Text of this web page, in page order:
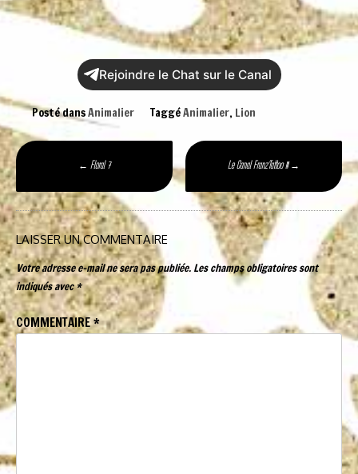
Rejoindre le Chat sur le Canal
Posté dansAnimalier TaggéAnimalier, Lion
Poste
navigation
← Floral 7 Le Canal Franz’Tattoo !!!→
LAISSER UN COMMENTAIRE
Votre adresse e-mail ne sera pas publiée. Les champs obligatoires sont
indiqués avec*
COMMENTAIRE*